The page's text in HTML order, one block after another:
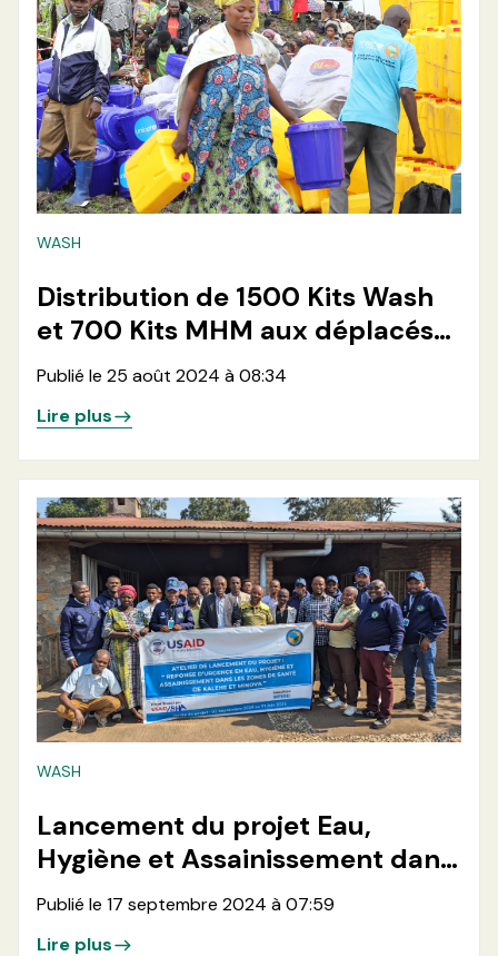
WASH
Distribution de 1500 Kits Wash
et 700 Kits MHM aux déplacés
du site de Kashaka en ville de
Publié le 25 août 2024 à 08:34
Lire plus
WASH
Lancement du projet Eau,
Hygiène et Assainissement dans
les zones de santé de Kalehe et
Minova en Province du Sud Kivu
Publié le 17 septembre 2024 à 07:59
Lire plus